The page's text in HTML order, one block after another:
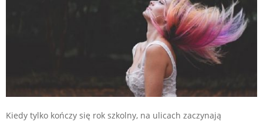
Kiedy tylko kończy się rok szkolny, na ulicach zaczynają